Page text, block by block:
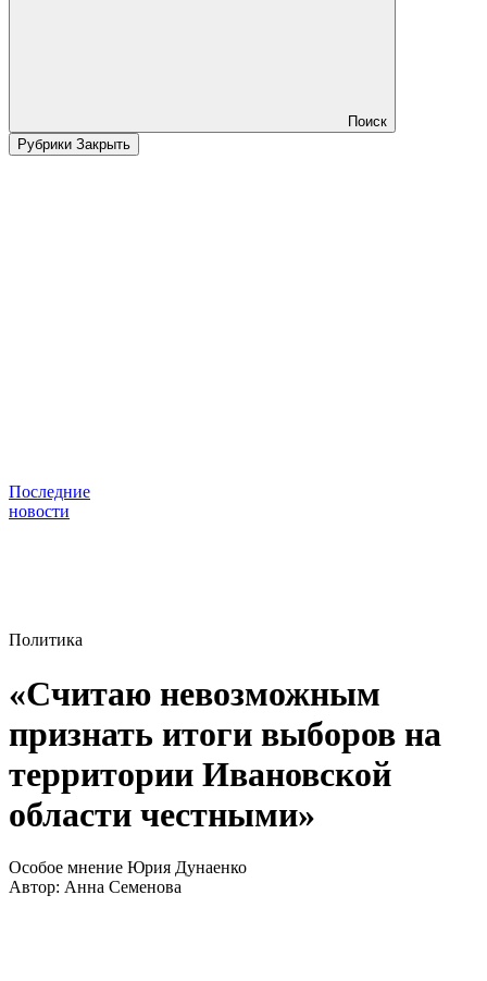
Поиск
Рубрики Закрыть
Последние
новости
Политика
«Считаю невозможным
признать итоги выборов на
территории Ивановской
области честными»
Особое мнение Юрия Дунаенко
Автор: Анна Семенова